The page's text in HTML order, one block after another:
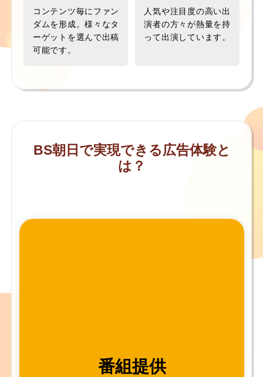
コンテンツ毎にファン
ダムを形成。様々なタ
ーゲットを選んで出稿
可能です。
人気や注目度の高い出
演者の方々が熱量を持
って出演しています。
BS朝日で実現できる広告体験と
は？
番組提供